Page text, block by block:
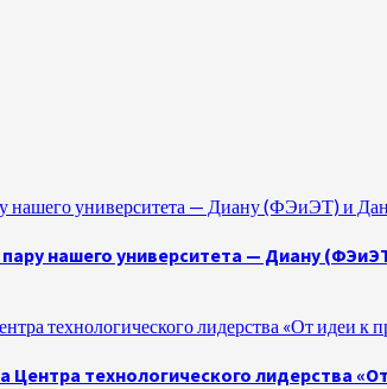
нашего университета — Диану (ФЭиЭТ)
нашего университета — Диану
технологического лидерства «От идеи к
Центра технологического лидерства